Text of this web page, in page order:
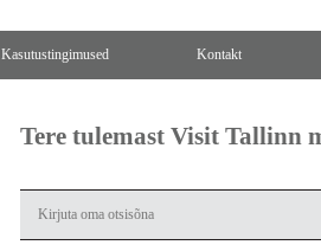
Kasutustingimused Kontakt
Tere tulemast Visit Tallinn